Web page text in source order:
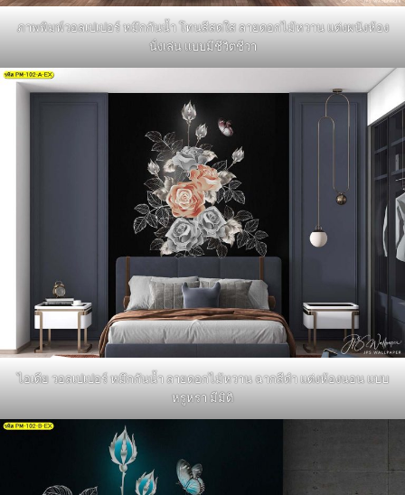
ภาพพิมพ์วอลเปเปอร์ หมึกกันน้ำ โทนสีสดใส ลายดอกไม้หวาน แต่งผนังห้อง
นั่งเล่น แบบมีชีวิตชีวา
ไอเดีย วอลเปเปอร์ หมึกกันน้ำ ลายดอกไม้หวาน ฉากสีดำ แต่งห้องนอน แบบ
หรูหรา มีมิติ